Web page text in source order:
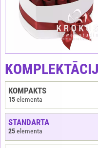
KOMPAKTS
15elementa
STANDARTA
25elementa